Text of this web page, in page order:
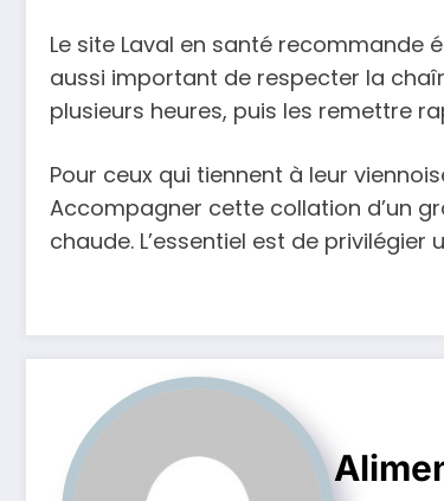
Le site Laval en santé recommande
aussi important de respecter la
plusieurs heures, puis les remettre
Pour ceux qui tiennent à leur
Accompagner cette collation d’un
chaude. L’essentiel est de